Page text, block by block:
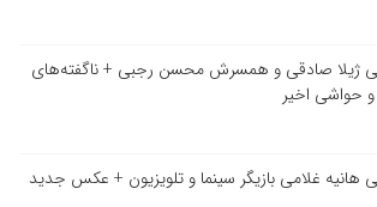
ژیلا صادقی و همسرش محسن رجبی + ناگفته‌های
حواشی اخیر
هانیه غلامی بازیگر سینما و تلویزیون + عکس جدید